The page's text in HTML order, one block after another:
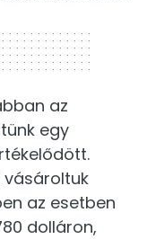
az
egy
vásároltuk
az esetben
dolláron,